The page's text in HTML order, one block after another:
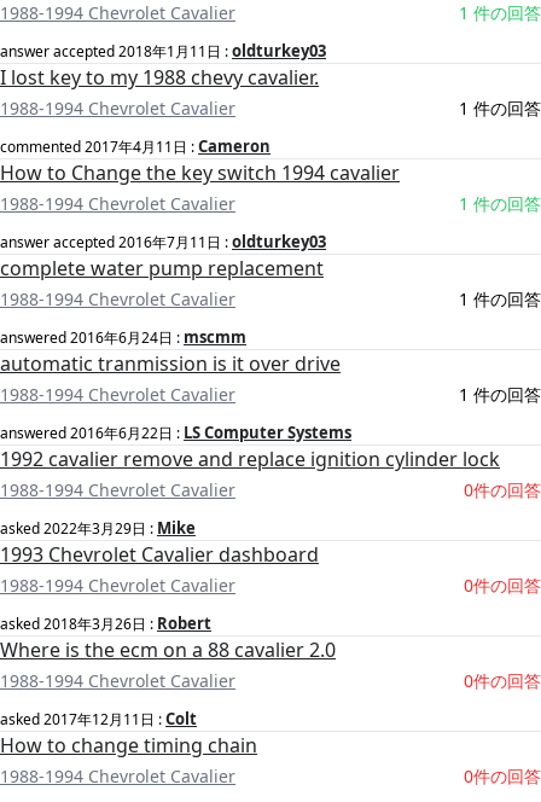
1988-1994 Chevrolet Cavalier 1 件の回答
answer accepted2018年1月11日 :oldturkey03
I lost key to my 1988 chevy cavalier.
1988-1994 Chevrolet Cavalier 1 件の回答
commented2017年4月11日 :Cameron
How to Change the key switch 1994 cavalier
1988-1994 Chevrolet Cavalier 1 件の回答
answer accepted2016年7月11日 :oldturkey03
complete water pump replacement
1988-1994 Chevrolet Cavalier 1 件の回答
answered2016年6月24日 : mscmm
automatic tranmission is it over drive
1988-1994 Chevrolet Cavalier 1 件の回答
answered2016年6月22日 : LS Computer Systems
1992 cavalier remove and replace ignition cylinder lock
1988-1994 Chevrolet Cavalier 0件の回答
asked2022年3月29日 : Mike
1993 Chevrolet Cavalier dashboard
1988-1994 Chevrolet Cavalier 0件の回答
asked2018年3月26日 : Robert
Where is the ecm on a 88 cavalier 2.0
1988-1994 Chevrolet Cavalier 0件の回答
asked2017年12月11日 :Colt
How to change timing chain
1988-1994 Chevrolet Cavalier 0件の回答